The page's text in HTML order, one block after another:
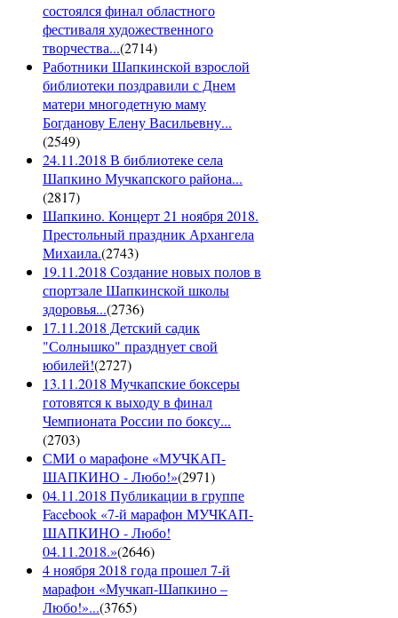
состоялся финал областного
фестиваля художественного
творчества...(2714)
Работники Шапкинской взрослой
библиотеки поздравили с Днем
матери многодетную маму
Богданову Елену Васильевну...
(2549)
24.11.2018 В библиотеке села
Шапкино Мучкапского района...
(2817)
Шапкино. Концерт 21 ноября 2018.
Престольный праздник Архангела
Михаила.(2743)
19.11.2018 Создание новых полов в
спортзале Шапкинской школы
здоровья...(2736)
17.11.2018 Детский садик
"Солнышко" празднует свой
юбилей!(2727)
13.11.2018 Мучкапские боксеры
готовятся к выходу в финал
Чемпионата России по боксу...
(2703)
СМИ о марафоне «МУЧКАП-
ШАПКИНО - Любо!»(2971)
04.11.2018 Публикации в группе
Facebook «7-й марафон МУЧКАП-
ШАПКИНО - Любо!
04.11.2018.»(2646)
4 ноября 2018 года прошел 7-й
марафон «Мучкап-Шапкино –
Любо!»...(3765)